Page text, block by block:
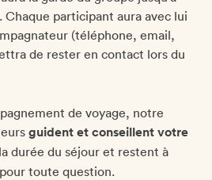
participant aura avec lui
(téléphone, email,
de rester en contact lors du
de voyage, notre
guident et conseillent votre
durée du séjour et restent à
toute question.